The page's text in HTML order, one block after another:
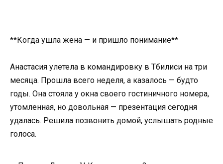
**Когда ушла жена — и пришло понимание**
Анастасия улетела в командировку в Тбилиси на три
месяца. Прошла всего неделя, а казалось — будто
годы. Она стояла у окна своего гостиничного номера,
утомленная, но довольная — презентация сегодня
удалась. Решила позвонить домой, услышать родные
голоса.